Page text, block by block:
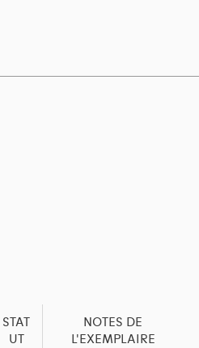
STAT
UT
NOTES DE
L'EXEMPLAIRE